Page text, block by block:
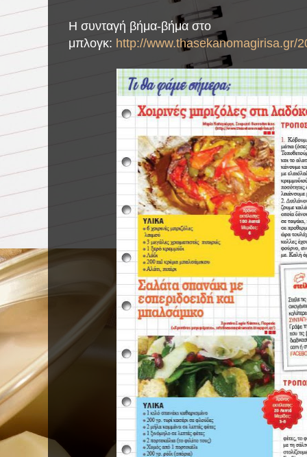
Η συνταγή βήμα-βήμα στο
μπλογκ: http://www.thasekanomagirisa.gr/